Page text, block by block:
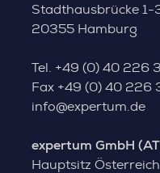
Stadthausbrücke 1-
20355 Hamburg
Tel. +49 (0) 40 226
Fax +49 (0) 40 226
info@expertum.de
expertum GmbH
Hauptsitz Österreich